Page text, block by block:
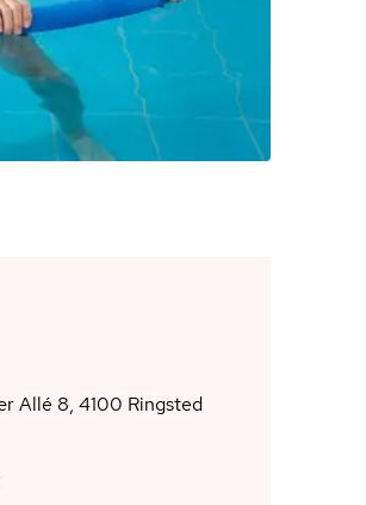
Ringsted Svømmeland, Tvær Allé 8, 4100 Ringsted